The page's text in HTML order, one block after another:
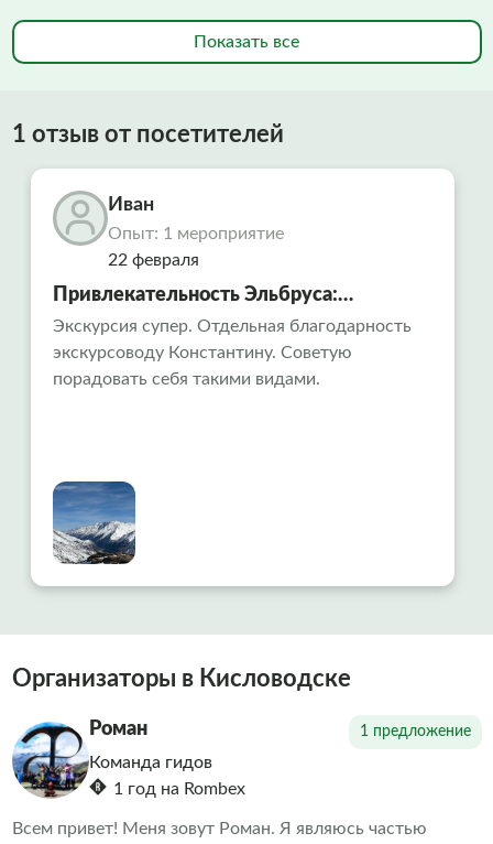
Показать все
1 отзыв от посетителей
Иван
Опыт: 1 мероприятие
22 февраля
Привлекательность Эльбруса:
путешествие в сердце Кавказа
Экскурсия супер. Отдельная благодарность
экскурсоводу Константину. Советую
порадовать себя такими видами.
Организаторы в Кисловодске
Роман 1 предложение
Команда гидов
1 год на Rombex
Всем привет! Меня зовут Роман. Я являюсь частью